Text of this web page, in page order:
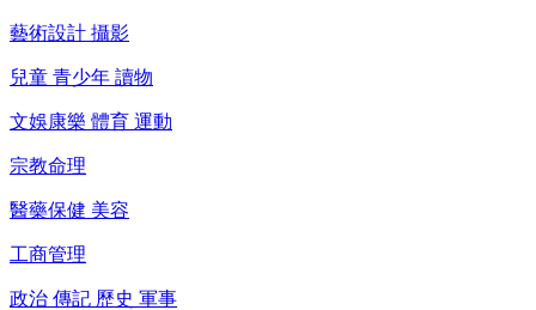
藝術設計 攝影
兒童 青少年 讀物
文娛康樂 體育 運動
宗教命理
醫藥保健 美容
工商管理
政治 傳記 歷史 軍事